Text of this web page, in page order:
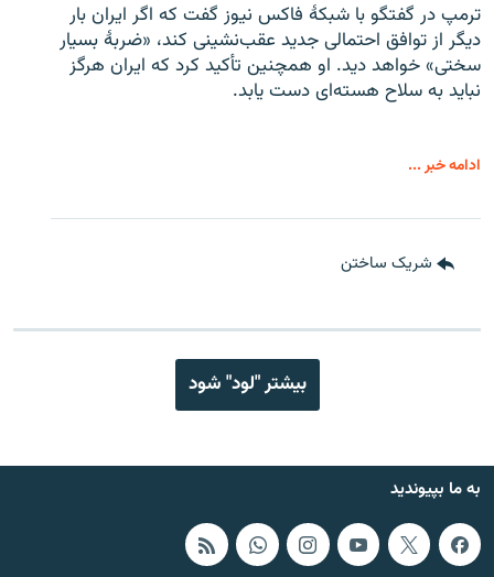
ترمپ در گفتگو با شبکهٔ فاکس نیوز گفت که اگر ایران بار
دیگر از توافق احتمالی جدید عقب‌نشینی کند، «ضربهٔ بسیار
سختی» خواهد دید. او همچنین تأکید کرد که ایران هرگز
نباید به سلاح هسته‌ای دست یابد.
ادامه خبر ...
شریک ساختن
بیشتر "لود" شود
به ما بپیوندید